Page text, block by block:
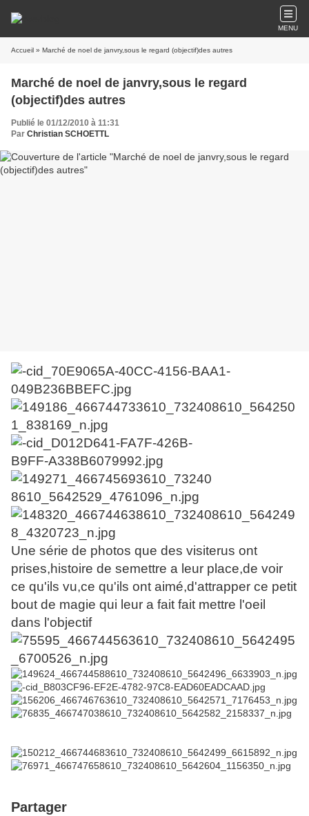
MENU
Accueil » Marché de noel de janvry,sous le regard (objectif)des autres
Marché de noel de janvry,sous le regard
(objectif)des autres
Publié le 01/12/2010 à 11:31
Par Christian SCHOETTL
Une série de photos que des visiterus ont
prises,histoire de semettre a leur place,de voir
ce qu'ils vu,ce qu'ils ont aimé,d'attrapper ce petit
bout de magie qui leur a fait fait mettre l'oeil
dans l'objectif
Partager